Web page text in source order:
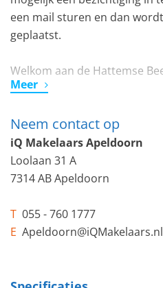
een mail sturen en dan
geplaatst.
Welkom aan de Hattemse
Westenenk gelegen ruime
overkapping in de tuin met
De uitgebouwde woning ligt
kant van Apeldoorn, nabij
speelveldjes en openbaar
loopafstand. Ook het fijne
Begane grond:
Meer
Neem contact op
iQ Makelaars Apeldoorn
Loolaan 31 A
7314 AB Apeldoorn
T 055 - 760 1777
E Apeldoorn@iQMakelaars.nl